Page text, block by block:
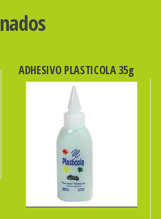
ADHESIVO PLASTICOLA 35g